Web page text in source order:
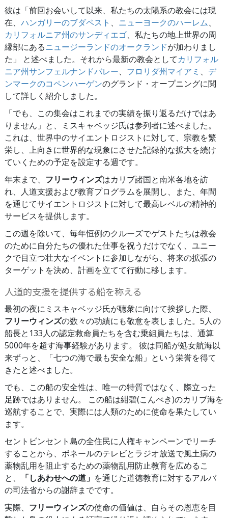
彼は「前回お会いして以来、私たちの太陽系の教会には現
在、 ハンガリーのブダペスト 、 ニューヨークのハーレム、
カリフォルニア州のサンディエゴ、私たちの地上世界の周
縁部にあるニュージーランドのオークランドが加わりまし
た」 と述べました。それから最新の教会としてカリフォル
ニア州サンフェルナンドバレー、 フロリダ州マイアミ 、 デ
ンマークのコペンハーゲンのグランド・オープニングに関
して詳しく紹介しました。
「でも、この集会はこれまでの実績を振り返るだけではあ
りません」と、ミスキャベッジ氏は参列者に述べました。
これは、世界中のサイエントロジストに対して、宗教を繁
栄し、上向きに世界的な現象にさせた記録的な拡大を続け
ていくための予定を設定する週です。
年末まで、 フリーウィンズはカリブ諸国と南米各地を訪
れ、人道支援および教育プログラムを展開し、また、年間
を通じてサイエントロジストに対して最高レベルの精神的
サービスを提供します。
この週を除いて、毎年恒例のクルーズでゲストたちは教会
のために自分たちの優れた仕事を祝うだけでなく、ユニー
クで目立つ壮大なイベントに参加しながら、将来の拡張の
ターゲットを決め、計画を立てて行動に移します。
人道的支援を提供する船を称える
最初の夜にミスキャベッジ氏が聴衆に向けて挨拶した際、
フリーウィンズの数々の功績にも敬意を表しました。5人の
船長と133人の認定救命員たちを含む乗組員たちは、通算
5000年を超す海事経験があります。 彼は同船が処女航海以
来ずっと、「七つの海で最も安全な船」という栄誉を得て
きたと述べました。
でも、この船の安全性は、唯一の特質ではなく、際立った
足跡ではありません。 この船は紺碧(こんぺき)のカリブ海を
巡航することで、実際には人類のために使命を果たしてい
ます。
セントビンセント島の全住民に人権キャンペーンでリーチ
することから、ボネールのテレビとラジオ放送で風土病の
薬物乱用を阻止するための薬物乱用防止教育を広めるこ
と、
「しあわせへの道」 を通じた道徳教育に対するアルバ
の司法省からの謝辞までです。
実際、 フリーウィンズの使命の価値は、自らその恩恵を目